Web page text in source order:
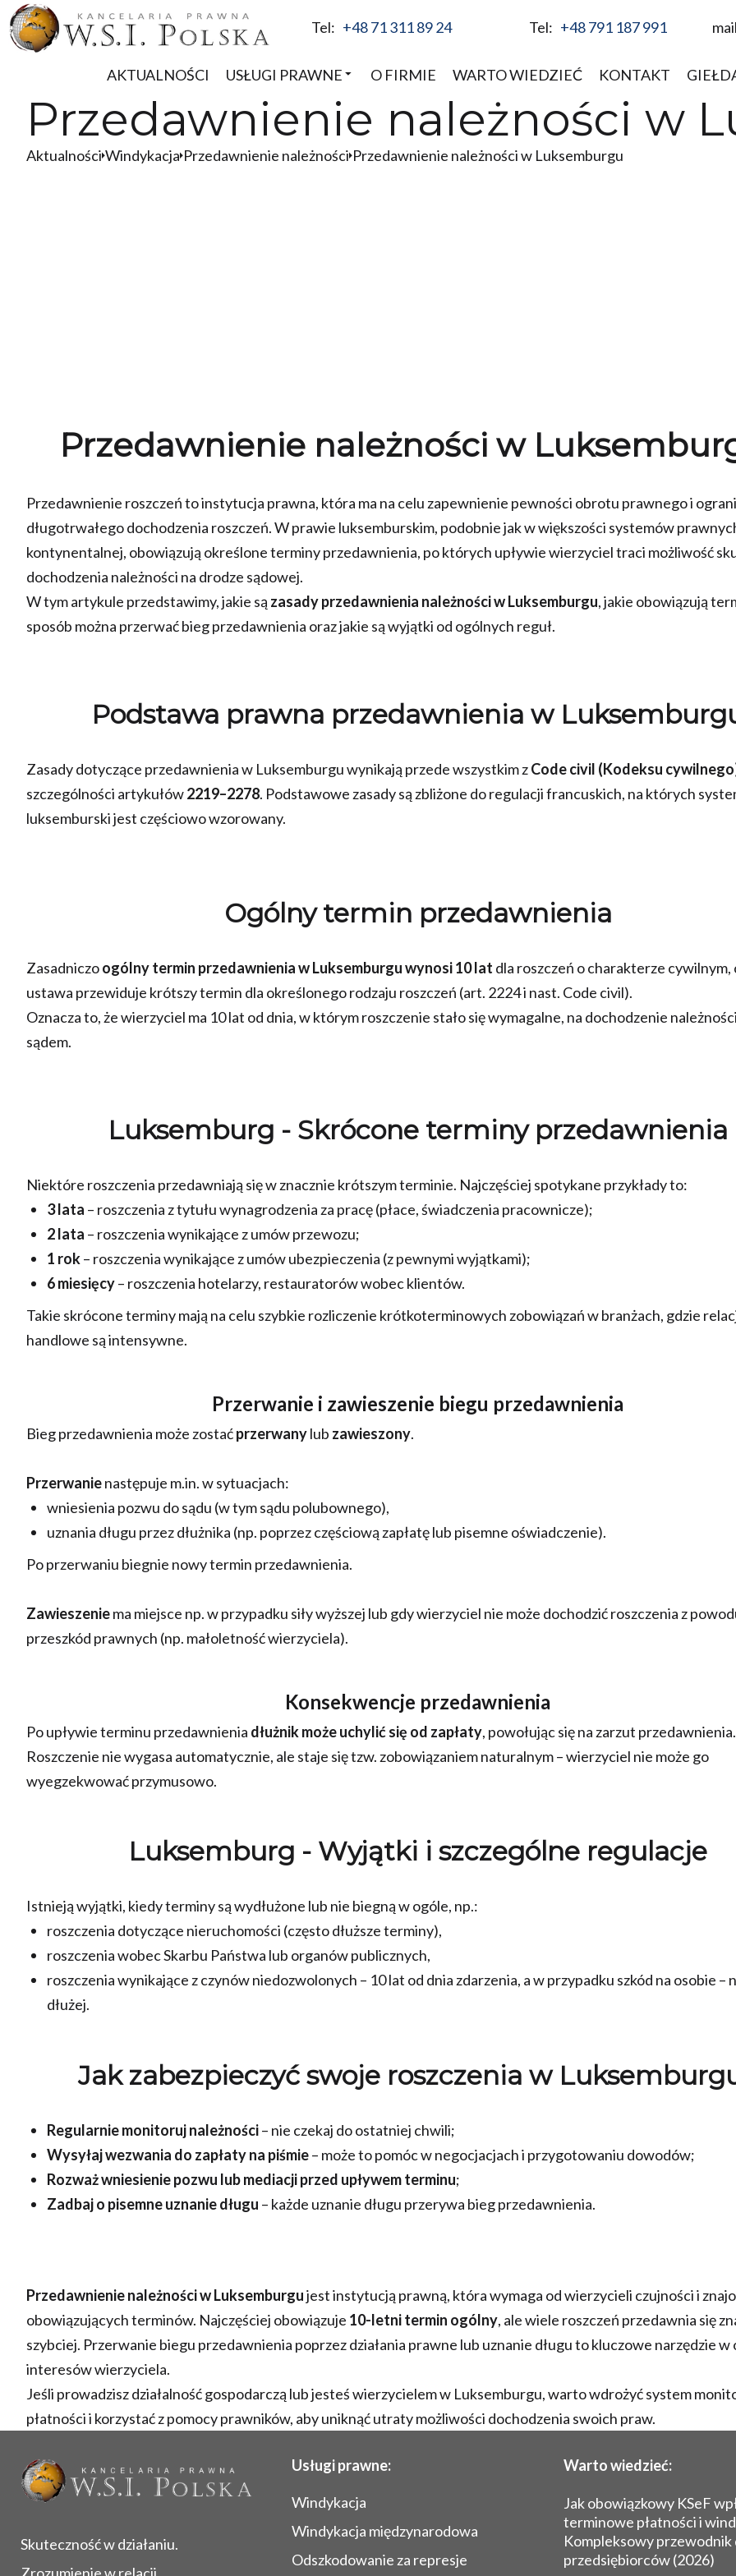
Tel: +48 71 311 89 24 Tel: +48 791 187 991
AKTUALNOŚCI USŁUGI PRAWNE O FIRMIE WARTO WIEDZIEĆ KONTAKT
Przedawnienie należności w
Aktualności Windykacja Przedawnienie należności Przedawnienie należności w Luksemburgu
Przedawnienie należności w
Przedawnienie roszczeń to instytucja prawna, która ma na celu zapewnienie pewności obrotu prawnego i
długotrwałego dochodzenia roszczeń. W prawie luksemburskim, podobnie jak w większości systemów
kontynentalnej, obowiązują określone terminy przedawnienia, po których upływie wierzyciel traci możliwość
dochodzenia należności na drodze sądowej.
W tym artykule przedstawimy, jakie są zasady przedawnienia należności w Luksemburgu, jakie obowiązują
sposób można przerwać bieg przedawnienia oraz jakie są wyjątki od ogólnych reguł.
Podstawa prawna przedawnienia w
Zasady dotyczące przedawnienia w Luksemburgu wynikają przede wszystkim zCode civil (Kodeksu
szczególności artykułów2219–2278. Podstawowe zasady są zbliżone do regulacji francuskich, na których
luksemburski jest częściowo wzorowany.
Ogólny termin przedawnienia
Zasadniczoogólny termin przedawnienia w Luksemburgu wynosi 10 lat dla roszczeń o charakterze cywilnym,
ustawa przewiduje krótszy termin dla określonego rodzaju roszczeń (art. 2224 i nast. Code civil).
Oznacza to, że wierzyciel ma 10 lat od dnia, w którym roszczenie stało się wymagalne, na dochodzenie
sądem.
Luksemburg - Skrócone terminy przedawnienia
Niektóre roszczenia przedawniają się w znacznie krótszym terminie. Najczęściej spotykane przykłady to:
3 lata – roszczenia z tytułu wynagrodzenia za pracę (płace, świadczenia pracownicze);
2 lata – roszczenia wynikające z umów przewozu;
1 rok– roszczenia wynikające z umów ubezpieczenia (z pewnymi wyjątkami);
6 miesięcy– roszczenia hotelarzy, restauratorów wobec klientów.
Takie skrócone terminy mają na celu szybkie rozliczenie krótkoterminowych zobowiązań w branżach, gdzie
handlowe są intensywne.
Przerwanie i zawieszenie biegu przedawnienia
Bieg przedawnienia może zostaćprzerwanylub zawieszony.
Przerwanienastępuje m.in. w sytuacjach:
wniesienia pozwu do sądu (w tym sądu polubownego),
uznania długu przez dłużnika (np. poprzez częściową zapłatę lub pisemne oświadczenie).
Po przerwaniu biegnie nowy termin przedawnienia.
Zawieszeniema miejsce np. w przypadku siły wyższej lub gdy wierzyciel nie może dochodzić roszczenia z
przeszkód prawnych (np. małoletność wierzyciela).
Konsekwencje przedawnienia
Po upływie terminu przedawnienia dłużnik może uchylić się od zapłaty, powołując się na zarzut przedawnienia.
Roszczenie nie wygasa automatycznie, ale staje się tzw. zobowiązaniem naturalnym – wierzyciel nie może go
wyegzekwować przymusowo.
Luksemburg - Wyjątki i szczególne regulacje
Istnieją wyjątki, kiedy terminy są wydłużone lub nie biegną w ogóle, np.:
roszczenia dotyczące nieruchomości (często dłuższe terminy),
roszczenia wobec Skarbu Państwa lub organów publicznych,
roszczenia wynikające z czynów niedozwolonych – 10 lat od dnia zdarzenia, a w przypadku szkód na osobie –
dłużej.
Jak zabezpieczyć swoje roszczenia w
Regularnie monitoruj należności– nie czekaj do ostatniej chwili;
Wysyłaj wezwania do zapłaty na piśmie– może to pomóc w negocjacjach i przygotowaniu dowodów;
Rozważ wniesienie pozwu lub mediacji przed upływem terminu;
Zadbaj o pisemne uznanie długu – każde uznanie długu przerywa bieg przedawnienia.
Przedawnienie należności w Luksemburgujest instytucją prawną, która wymaga od wierzycieli czujności i
obowiązujących terminów. Najczęściej obowiązuje 10-letni termin ogólny, ale wiele roszczeń przedawnia się
szybciej. Przerwanie biegu przedawnienia poprzez działania prawne lub uznanie długu to kluczowe narzędzie
interesów wierzyciela.
Jeśli prowadzisz działalność gospodarczą lub jesteś wierzycielem w Luksemburgu, warto wdrożyć system
płatności i korzystać z pomocy prawników, aby uniknąć utraty możliwości dochodzenia swoich praw.
Skuteczność w działaniu.
Usługi prawne:
Windykacja
Windykacja międzynarodowa
Odszkodowanie za represje
Warto wiedzieć:
Jak obowiązkowy KSeF
terminowe płatności i
Kompleksowy przewodnik
przedsiębiorców (2026)